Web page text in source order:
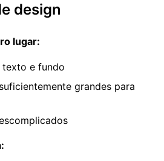
design
lugar:
e fundo
grandes para